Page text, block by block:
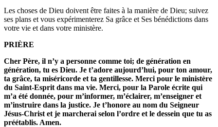
Les choses de Dieu doivent être faites à la manière de Dieu; suivez
ses plans et vous expérimenterez Sa grâce et Ses bénédictions dans
votre vie et dans votre ministère.
PRIÈRE
Cher Père, il n’y a personne comme toi; de génération en
génération, tu es Dieu. Je t’adore aujourd’hui, pour ton amour,
ta grâce, ta miséricorde et ta gentillesse. Merci pour le ministère
du Saint-Esprit dans ma vie. Merci, pour la Parole écrite qui
m’a été donnée, pour m’informer, m’éclairer, m’enseigner et
m’instruire dans la justice. Je t’honore au nom du Seigneur
Jésus-Christ et je marcherai selon l’ordre et le dessein que tu as
préétablis. Amen.